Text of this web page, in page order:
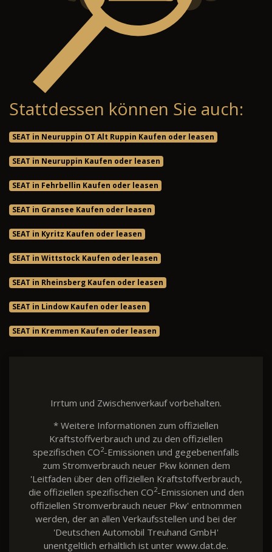
Stattdessen können Sie auch:
SEAT in Neuruppin OT Alt Ruppin Kaufen oder leasen
SEAT in Neuruppin Kaufen oder leasen
SEAT in Fehrbellin Kaufen oder leasen
SEAT in Gransee Kaufen oder leasen
SEAT in Kyritz Kaufen oder leasen
SEAT in Wittstock Kaufen oder leasen
SEAT in Rheinsberg Kaufen oder leasen
SEAT in Lindow Kaufen oder leasen
SEAT in Kremmen Kaufen oder leasen
Irrtum und Zwischenverkauf vorbehalten.
* Weitere Informationen zum offiziellen
Kraftstoffverbrauch und zu den offiziellen
spezifischen CO2-Emissionen und gegebenenfalls
zum Stromverbrauch neuer Pkw können dem
'Leitfaden über den offiziellen Kraftstoffverbrauch,
die offiziellen spezifischen CO2-Emissionen und den
offiziellen Stromverbrauch neuer Pkw' entnommen
werden, der an allen Verkaufsstellen und bei der
'Deutschen Automobil Treuhand GmbH'
unentgeltlich erhältlich ist unter www.dat.de.